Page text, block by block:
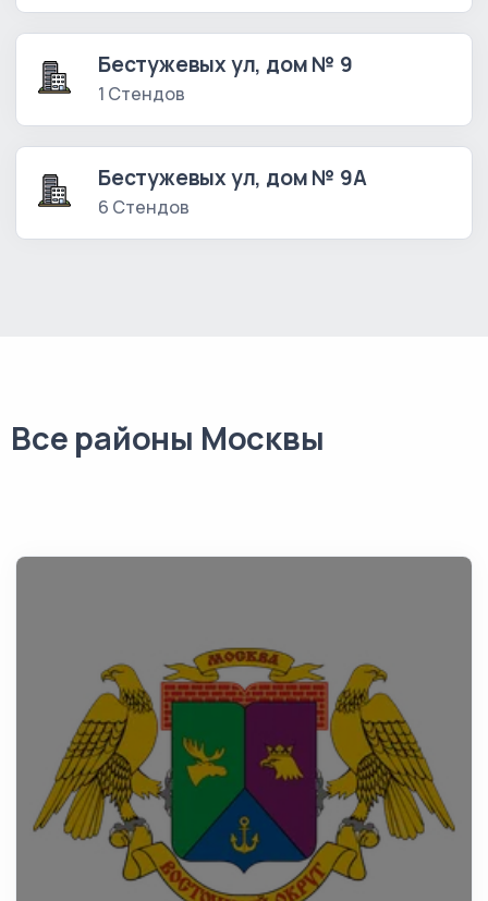
Бестужевых ул, дом № 9
1 Стендов
Бестужевых ул, дом № 9А
6 Стендов
Все районы Москвы